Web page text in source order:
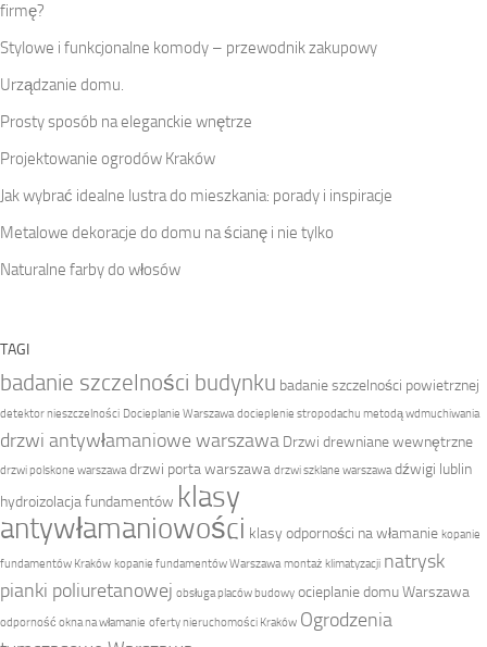
firmę?
Stylowe i funkcjonalne komody – przewodnik zakupowy
Urządzanie domu.
Prosty sposób na eleganckie wnętrze
Projektowanie ogrodów Kraków
Jak wybrać idealne lustra do mieszkania: porady i inspiracje
Metalowe dekoracje do domu na ścianę i nie tylko
Naturalne farby do włosów
TAGI
badanie szczelności budynku badanie szczelności powietrznej
detektor nieszczelności Docieplanie Warszawa docieplenie stropodachu metodą wdmuchiwania
drzwi antywłamaniowe warszawa Drzwi drewniane wewnętrzne
drzwi polskone warszawa drzwi porta warszawa drzwi szklane warszawa dźwigi lublin
hydroizolacja fundamentów klasy
antywłamaniowości klasy odporności na włamanie kopanie
fundamentów Kraków kopanie fundamentów Warszawa montaż klimatyzacji natrysk
pianki poliuretanowej obsługa placów budowy ocieplanie domu Warszawa
odporność okna na włamanie oferty nieruchomości Kraków Ogrodzenia